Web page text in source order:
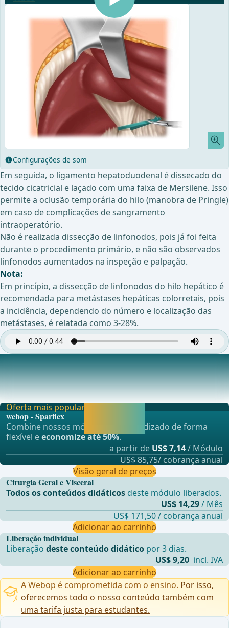
Configurações de som
Em seguida, o ligamento hepatoduodenal é dissecado do
tecido cicatricial e laçado com uma faixa de Mersilene. Isso
permite a oclusão temporária do hilo (manobra de Pringle)
em caso de complicações de sangramento
intraoperatório.
Não é realizada dissecção de linfonodos, pois já foi feita
durante o procedimento primário, e não são observados
linfonodos aumentados na inspeção e palpação.
Nota:
Em princípio, a dissecção de linfonodos do hilo hepático é
recomendada para metástases hepáticas colorretais, pois
a incidência, dependendo do número e localização das
metástases, é relatada como 3-28%.
Mobilização do Fígado
Para alcan&#xE7;ar uma exposi&#xE7;&#xE3;o adequada
dos segmentos posteriores, o f&#xED;gado deve s
Liberação individual
Liberaçãodeste conteúdo didático por 3 dias.
US$ 9,20 incl. IVA
Adicionar ao carrinho
Oferta mais popular
webop - Sparflex
Combine nossos módulos de aprendizado de forma
flexível eeconomize até 50%.
a partir de US$ 7,14/ Módulo
US$ 85,75/ cobrança anual
Visão geral de preços
Cirurgia Geral e Visceral
Todos os conteúdos didáticos deste módulo liberados.
US$ 14,29/ Mês
US$ 171,50 / cobrança anual
Adicionar ao carrinho
A Webop é comprometida com o ensino. Por isso,
oferecemos todo o nosso conteúdo também com
uma tarifa justa para estudantes.